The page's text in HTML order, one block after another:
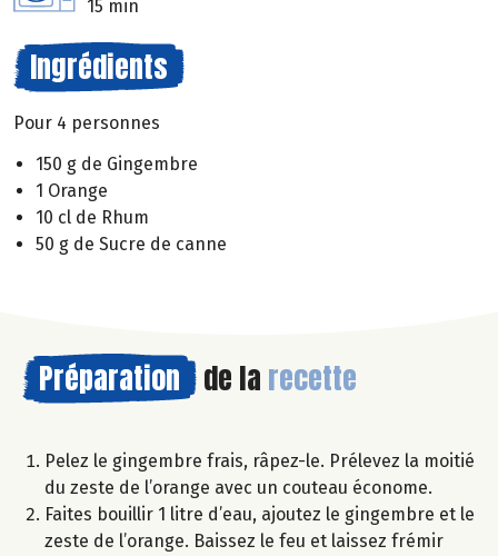
15 min
Ingrédients
Pour 4 personnes
150 g de Gingembre
1 Orange
10 cl de Rhum
50 g de Sucre de canne
Préparation de la recette
Pelez le gingembre frais, râpez-le. Prélevez la moitié
du zeste de l’orange avec un couteau économe.
Faites bouillir 1 litre d’eau, ajoutez le gingembre et le
zeste de l’orange. Baissez le feu et laissez frémir